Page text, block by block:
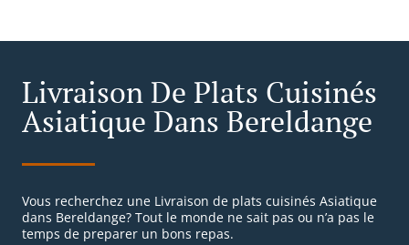
Livraison De Plats Cuisinés
Asiatique Dans Bereldange
Vous recherchez une Livraison de plats cuisinés Asiatique
dans Bereldange? Tout le monde ne sait pas ou n’a pas le
temps de preparer un bons repas.